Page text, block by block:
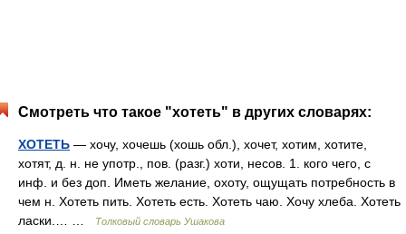
Смотреть что такое "хотеть" в других словарях:
ХОТЕТЬ — хочу, хочешь (хошь обл.), хочет, хотим, хотите,
хотят, д. н. не употр., пов. (разг.) хоти, несов. 1. кого чего, с
инф. и без доп. Иметь желание, охоту, ощущать потребность в
чем н. Хотеть пить. Хотеть есть. Хотеть чаю. Хочу хлеба. Хотеть
ласки.… …
Толковый словарь Ушакова